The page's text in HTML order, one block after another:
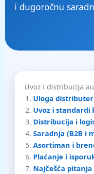
i dugoročnu
Uvoz i distribucija
Uloga
Uvoz i standardi
Distribucija i
Saradnja (B2B i
Asortiman i
Plaćanje i
Najčešća pitanja